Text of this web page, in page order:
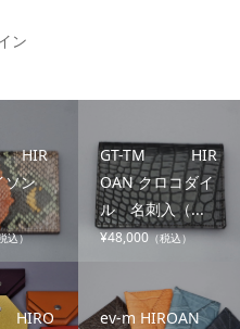
ン
HIR
ソン
込）
GT-TM HIR
OAN クロコダイ
ル 名刺入（...
¥48,000（税込）
ev-m HIROAN